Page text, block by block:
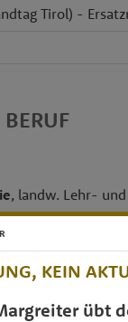
Tirol) -
, landw. Lehr-
alpenländische
KEIN
übt